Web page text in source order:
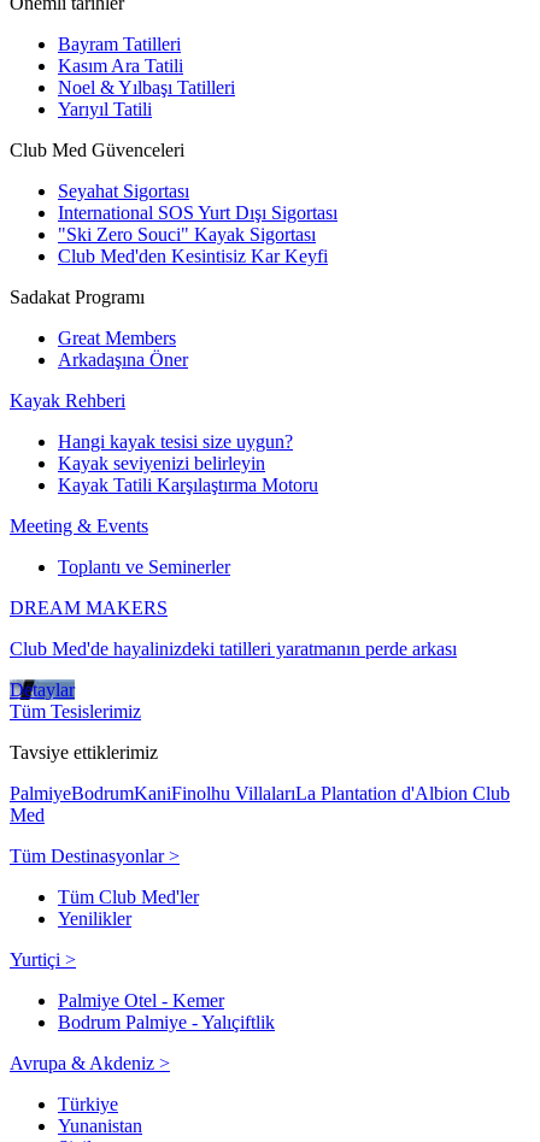
Bayram Tatilleri
Kasım Ara Tatili
Noel & Yılbaşı Tatilleri
Yarıyıl Tatili
Club Med Güvenceleri
Seyahat Sigortası
International SOS Yurt Dışı Sigortası
"Ski Zero Souci" Kayak Sigortası
Club Med'den Kesintisiz Kar Keyfi
Sadakat Programı
Great Members
Arkadaşına Öner
Kayak Rehberi
Hangi kayak tesisi size uygun?
Kayak seviyenizi belirleyin
Kayak Tatili Karşılaştırma Motoru
Meeting & Events
Toplantı ve Seminerler
DREAM MAKERS
Club Med'de hayalinizdeki tatilleri yaratmanın perde arkası
Detaylar
Tüm Tesislerimiz
Tavsiye ettiklerimiz
PalmiyeBodrumKaniFinolhu VillalarıLa Plantation d'Albion Club
Med
Tüm Destinasyonlar >
Tüm Club Med'ler
Yenilikler
Yurtiçi >
Palmiye Otel - Kemer
Bodrum Palmiye - Yalıçiftlik
Avrupa & Akdeniz >
Türkiye
Yunanistan